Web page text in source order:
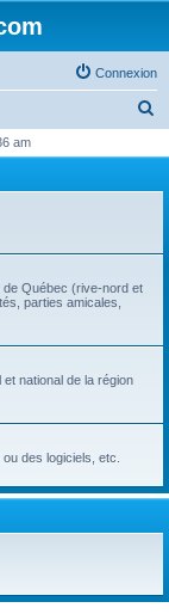
Connexion
h
r
am
de Québec (rive-nord et
parties amicales,
national de la région
des logiciels, etc.